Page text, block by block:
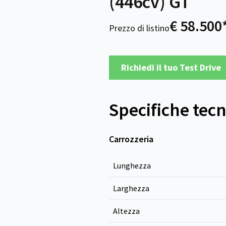
Prezzo di listino€
Richiedi il tuo Test Drive
Specifiche
Carrozzeria
Lunghezza
Larghezza
Altezza